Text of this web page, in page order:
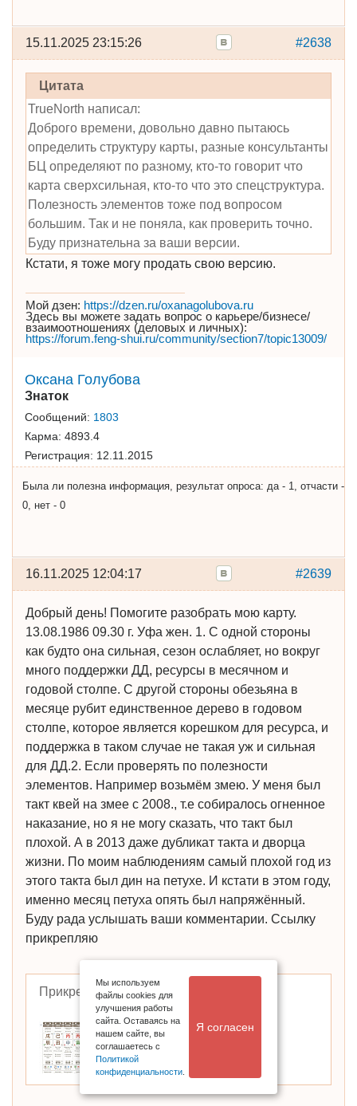
#2638
15.11.2025 23:15:26
Цитата
TrueNorth написал:
Доброго времени, довольно давно пытаюсь
определить структуру карты, разные консультанты
БЦ определяют по разному, кто-то говорит что
карта сверхсильная, кто-то что это спецструктура.
Полезность элементов тоже под вопросом
большим. Так и не поняла, как проверить точно.
Буду признательна за ваши версии.
Кстати, я тоже могу продать свою версию.
Мой дзен: https://dzen.ru/oxanagolubova.ru
Здесь вы можете задать вопрос о карьере/бизнесе/
взаимоотношениях (деловых и личных):
https://forum.feng-shui.ru/community/section7/topic13009/
Оксана Голубова
Знаток
Сообщений: 1803
Карма: 4893.4
Регистрация: 12.11.2015
Была ли полезна информация, результат опроса: да - 1, отчасти -
0, нет - 0
#2639
16.11.2025 12:04:17
Добрый день! Помогите разобрать мою карту.
13.08.1986 09.30 г. Уфа жен. 1. С одной стороны
как будто она сильная, сезон ослабляет, но вокруг
много поддержки ДД, ресурсы в месячном и
годовой столпе. С другой стороны обезьяна в
месяце рубит единственное дерево в годовом
столпе, которое является корешком для ресурса, и
поддержка в таком случае не такая уж и сильная
для ДД.2. Если проверять по полезности
элементов. Например возьмём змею. У меня был
такт квей на змее с 2008., т.е собиралось огненное
наказание, но я не могу сказать, что такт был
плохой. А в 2013 даже дубликат такта и дворца
жизни. По моим наблюдениям самый плохой год из
этого такта был дин на петухе. И кстати в этом году,
именно месяц петуха опять был напряжённый.
Буду рада услышать ваши комментарии. Ссылку
прикрепляю
Прикрепленные файлы
Мы используем
файлы cookies для
улучшения работы
сайта. Оставаясь на
нашем сайте, вы
соглашаетесь с
Политикой
конфиденциальности
Я согласен